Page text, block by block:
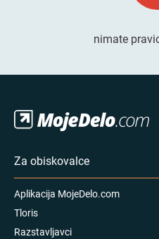
nimate
Za obiskovalce
Aplikacija MojeDelo.com
Tloris
Razstavljavci